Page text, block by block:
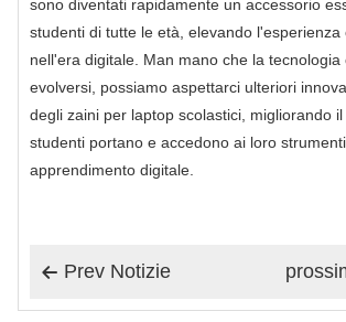
sono diventati rapidamente un accessorio
studenti di tutte le età, elevando l'esperienza
nell'era digitale. Man mano che la tecnologia
evolversi, possiamo aspettarci ulteriori
degli zaini per laptop scolastici, migliorando
studenti portano e accedono ai loro
apprendimento digitale.
 Prev Notizie